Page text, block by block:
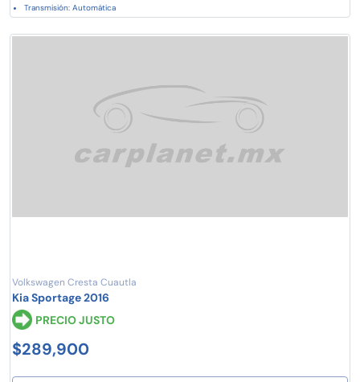
Transmisión: Automática
Volkswagen Cresta Cuautla
Kia Sportage 2016
PRECIO JUSTO
$289,900